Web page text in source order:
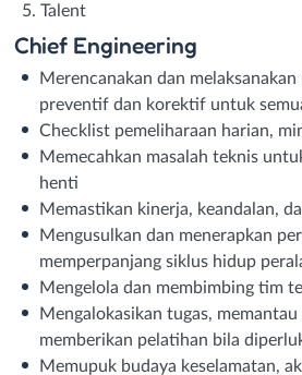
Talent
Chief Engineering
Merencanakan dan melaksanakan
preventif dan korektif untuk
Checklist pemeliharaan harian,
Memecahkan masalah teknis
henti
Memastikan kinerja, keandalan,
Mengusulkan dan menerapkan
memperpanjang siklus hidup
Mengelola dan membimbing tim
Mengalokasikan tugas,
memberikan pelatihan bila
Memupuk budaya keselamatan,